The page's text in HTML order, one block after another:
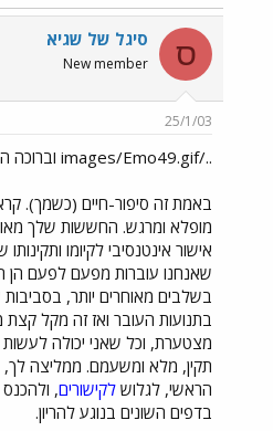
ס סיגל של שגיא
New member
25/1/03
../images/Emo49.gif וברוכה הבאה../images/Emo24.gif
באמת זה סיפור-חיים (כשמך).
מופלא ומרגש. החששות שלך מאוד
אישור אינטנסיבי לקיומו
שאנחנו עוברות מפעם לפעם הן
בתנועות העובר ואז זה מקל קצת
מצטערת, וכל שאני יכולה
תקין, מלא ומשעמם. ממליצה
הראשי, לגלוש לקישורים, ולהכנס
בדפים השונים בנוגע להריון.